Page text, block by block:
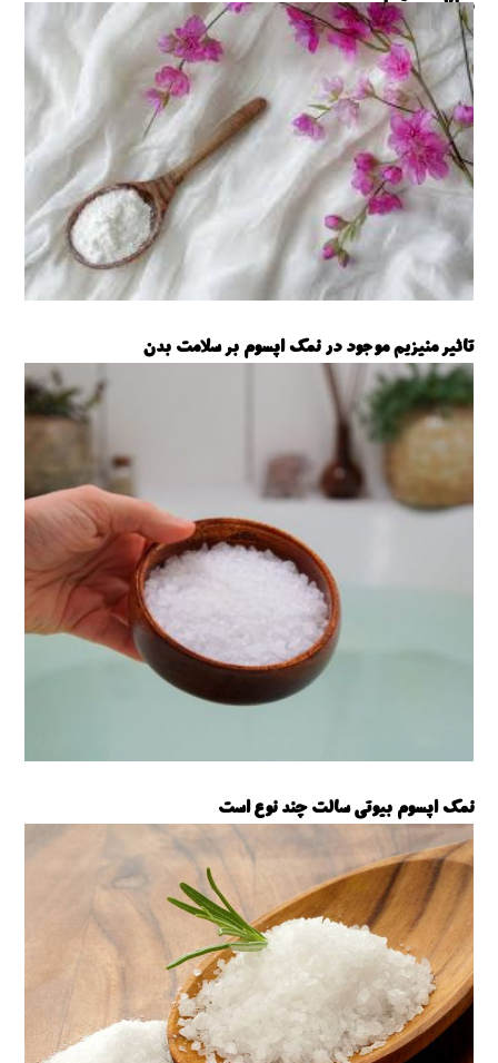
مطالب مرتبط ...
تاثیر منیزیم موجود در نمک اپسوم بر سلامت بدن
نمک اپسوم
نمک اپسوم بیوتی سالت چند نوع است
نمک اپسوم بیوتی سالت